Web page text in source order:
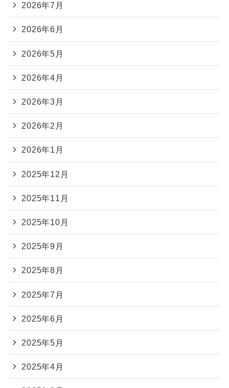
2026年7月
2026年6月
2026年5月
2026年4月
2026年3月
2026年2月
2026年1月
2025年12月
2025年11月
2025年10月
2025年9月
2025年8月
2025年7月
2025年6月
2025年5月
2025年4月